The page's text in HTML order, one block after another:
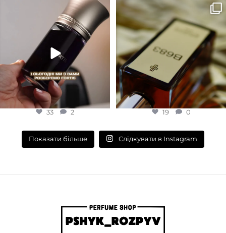
Для замовлення переходьте на
сайт або в Instagram...
33 2
33 2
Marc-Antoine Barrois B683 - це
запах вечора в
19
19 0
Показати більше Слідкувати в Instagram